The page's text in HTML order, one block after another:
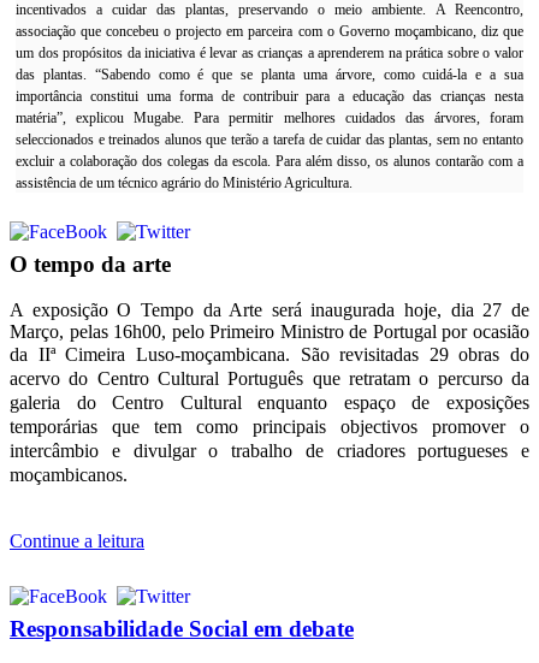
incentivados a cuidar das plantas, preservando o meio ambiente.
A Reencontro,
associação que concebeu o projecto em parceira com o Governo moçambicano, diz que
um dos propósitos da iniciativa é levar as crianças a aprenderem na prática sobre o valor
das plantas. “Sabendo como é que se planta uma árvore, como cuidá-la e a sua
importância constitui uma forma de contribuir para a educação das crianças nesta
matéria”, explicou Mugabe.Para permitir melhores cuidados das árvores, foram
seleccionados e treinados alunos que terão a tarefa de cuidar das plantas, sem no entanto
excluir a colaboração dos colegas da escola. Para além disso, os alunos contarão com a
assistência de um técnico agrário do Ministério Agricultura.
O tempo da arte
A exposição O Tempo da Arte será inaugurada hoje, dia 27 de
Março, pelas 16h00, pelo Primeiro Ministro de Portugal por ocasião
da IIª Cimeira Luso-moçambicana. São revisitadas 29 obras do
acervo do Centro Cultural Português que retratam o percurso da
galeria do Centro Cultural enquanto espaço de exposições
temporárias que tem como principais objectivos promover o
intercâmbio e divulgar o trabalho de criadores portugueses e
moçambicanos.
Continue a leitura
Responsabilidade Social em debate